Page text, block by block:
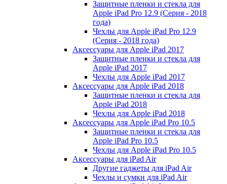
Защитные пленки и стекла для
Apple iPad Pro 12.9 (Серия - 2018
года)
Чехлы для Apple iPad Pro 12.9
(Серия - 2018 года)
Аксессуары для Apple iPad 2017
Защитные пленки и стекла для
Apple iPad 2017
Чехлы для Apple iPad 2017
Аксессуары для Apple iPad 2018
Защитные пленки и стекла для
Apple iPad 2018
Чехлы для Apple iPad 2018
Аксессуары для Apple iPad Pro 10.5
Защитные пленки и стекла для
Apple iPad Pro 10.5
Чехлы для Apple iPad Pro 10.5
Аксессуары для iPad Air
Другие гаджеты для iPad Air
Чехлы и сумки для iPad Air